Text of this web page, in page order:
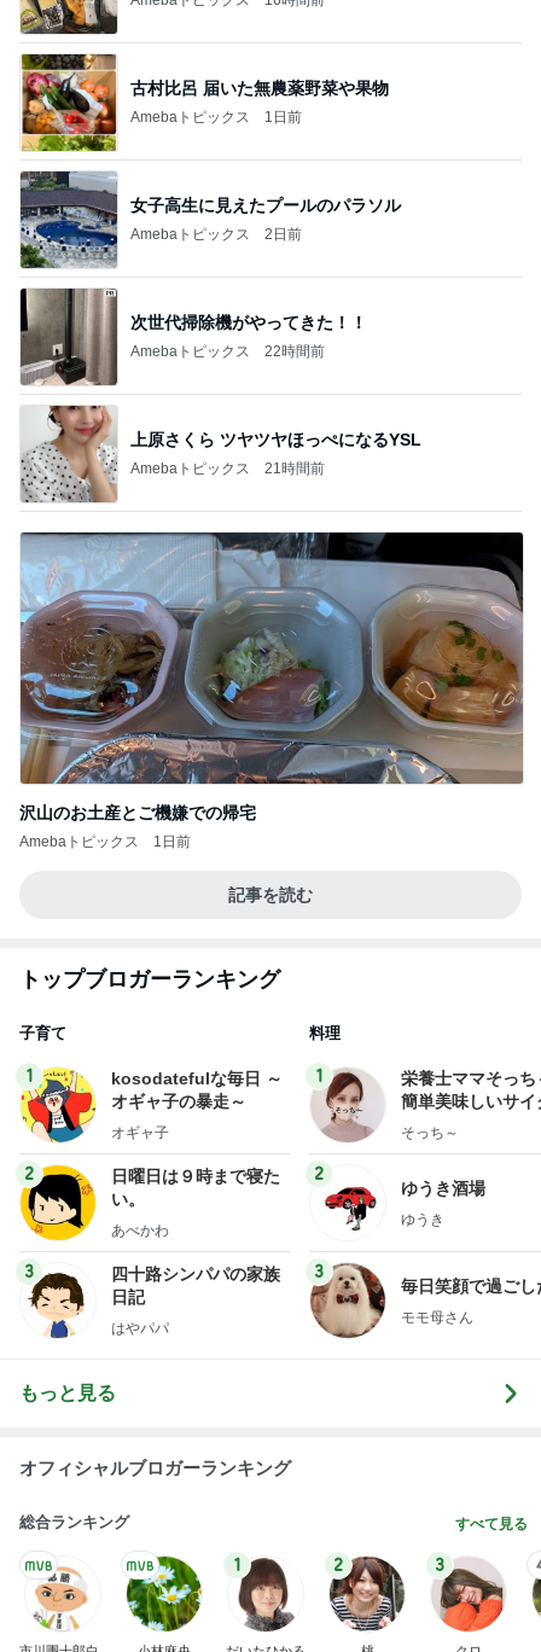
古村比呂 届いた無農薬野菜や果物
Amebaトピックス 1日前
女子高生に見えたプールのパラソル
Amebaトピックス 2日前
次世代掃除機がやってきた！！
Amebaトピックス 22時間前
上原さくら ツヤツヤほっぺになるYSL
Amebaトピックス 21時間前
沢山のお土産とご機嫌での帰宅
Amebaトピックス 1日前
記事を読む
トップブロガーランキング
子育て
1
kosodatefulな毎日 ～
オギャ子の暴走～
オギャ子
2
日曜日は９時まで寝た
い。
あべかわ
3
四十路シンパパの家族
日記
はやパパ
料理
1
栄養士ママそっち
簡単美味しいサイ
献立
そっち～
2
ゆうき酒場
ゆうき
3
毎日笑顔で過ごし
モモ母さん
もっと見る
オフィシャルブロガーランキング
総合ランキング すべて見る
1 2 3